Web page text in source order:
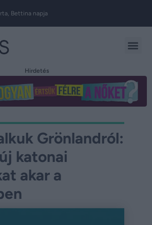
Bettina napja
Hirdetés
Grönlandról:
katonai
akar a